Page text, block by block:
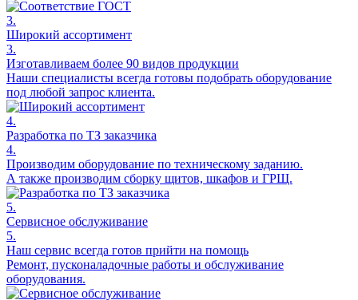
3.
Широкий ассортимент
3.
Изготавливаем более 90 видов продукции
Наши специалисты всегда готовы подобрать оборудование
под любой запрос клиента.
4.
Разработка по ТЗ заказчика
4.
Производим оборудование по техническому заданию.
А также производим сборку щитов, шкафов и ГРЩ.
5.
Сервисное обслуживание
5.
Наш сервис всегда готов прийти на помощь
Ремонт, пусконаладочные работы и обслуживание
оборудования.